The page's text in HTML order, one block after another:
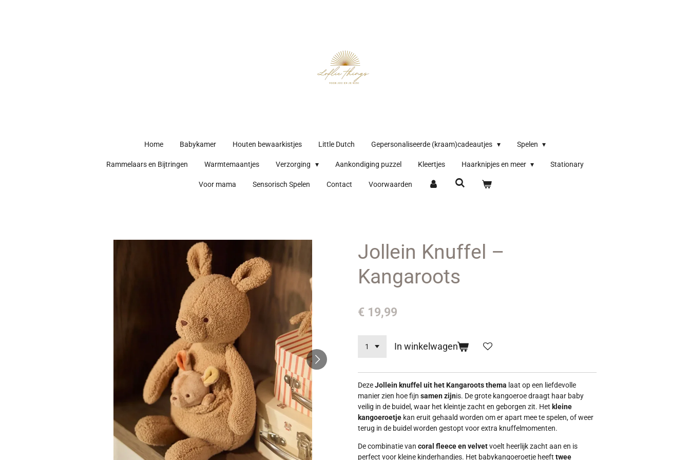
Home Babykamer Houten bewaarkistjes Little Dutch Gepersonaliseerde (kraam)cadeautjes Spelen
Rammelaars en Bijtringen Warmtemaantjes Verzorging Aankondiging puzzel Kleertjes Haarknipjes en meer Stationary
Voor mama Sensorisch Spelen Contact Voorwaarden
Jollein Knuffel –
Kangaroots
€ 19,99
In winkelwagen
DezeJollein knuffel uit het Kangaroots thema laat op een liefdevolle
manier zien hoe fijn samen zijnis. De grote kangoeroe draagt haar baby
veilig in de buidel, waar het kleintje zacht en geborgen zit. Het kleine
kangoeroetje kan eruit gehaald worden om er apart mee te spelen, of weer
terug in de buidel worden gestopt voor extra knuffelmomenten.
De combinatie van coral fleece en velvetvoelt heerlijk zacht aan en is
perfect voor kleine kinderhandjes. Het babykangoeroetje heeft twee